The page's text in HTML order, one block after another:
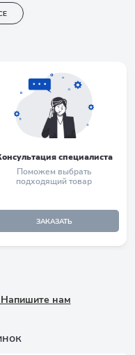
специалиста
Поможем выбрать
подходящий товар
ЗАКАЗАТЬ
нам